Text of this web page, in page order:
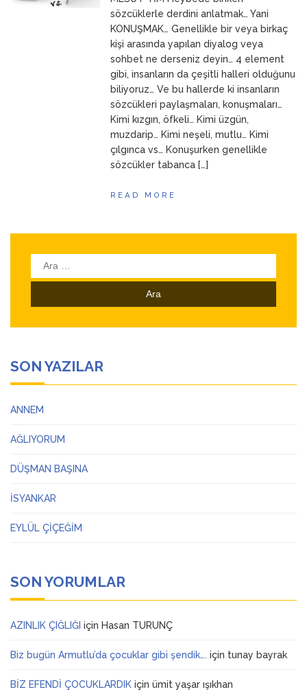
ANNEMsözcüklerle derdini anlatmak… Yani
KONUŞMAK… Genellikle bir veya birkaç
kişi arasında yapılan diyalog veya
sohbet ne derseniz deyin… 4 element
gibi, insanların da çeşitli halleri olduğunu
biliyoruz… Ve bu hallerde ki insanların
sözcükleri paylaşmaları, konuşmaları…
Kimi kızgın, öfkeli… Kimi üzgün,
muzdarip… Kimi neşeli, mutlu… Kimi
çılgınca vs… Konuşurken genellikle
sözcükler tabanca […]
READ MORE
Arama:
SON YAZILAR
ANNEM
AĞLIYORUM
DÜŞMAN BAŞINA
İSYANKAR
EYLÜL ÇİÇEĞİM
SON YORUMLAR
AZINLIK ÇIĞLIĞI için Hasan TURUNÇ
Biz bugün Armutlu’da çocuklar gibi şendik…. için tunay bayrak
BİZ EFENDİ ÇOCUKLARDIK için ümit yaşar ışıkhan